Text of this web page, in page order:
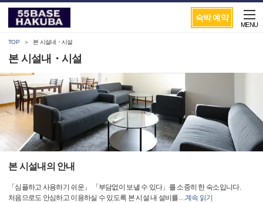
숙박 예약
MENU
TOP 본 시설내・시설
본 시설내・시설
본 시설내의 안내
「심플하고 사용하기 쉬운」 「부담없이 보낼 수 있다」를 소중히 한 숙소입니다.
처음으로도 안심하고 이용하실 수 있도록 본 시설 내 설비를…계속 읽기